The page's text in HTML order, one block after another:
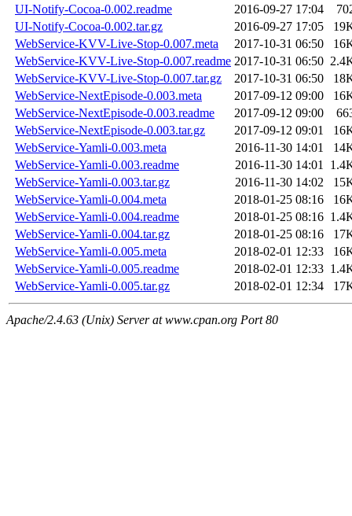
UI-Notify-Cocoa-0.002.readme
2016-09-27 17:04
UI-Notify-Cocoa-0.002.tar.gz
2016-09-27 17:05
WebService-KVV-Live-Stop-0.007.meta
2017-10-31 06:50
WebService-KVV-Live-Stop-0.007.readme 2017-10-31 06:50
WebService-KVV-Live-Stop-0.007.tar.gz
2017-10-31 06:50
WebService-NextEpisode-0.003.meta
2017-09-12 09:00
WebService-NextEpisode-0.003.readme
2017-09-12 09:00
WebService-NextEpisode-0.003.tar.gz
2017-09-12 09:01
WebService-Yamli-0.003.meta
2016-11-30 14:01
WebService-Yamli-0.003.readme
2016-11-30 14:01
WebService-Yamli-0.003.tar.gz
2016-11-30 14:02
WebService-Yamli-0.004.meta
2018-01-25 08:16
WebService-Yamli-0.004.readme
2018-01-25 08:16
WebService-Yamli-0.004.tar.gz
2018-01-25 08:16
WebService-Yamli-0.005.meta
2018-02-01 12:33
WebService-Yamli-0.005.readme
2018-02-01 12:33
WebService-Yamli-0.005.tar.gz
2018-02-01 12:34
Apache/2.4.63 (Unix) Server at www.cpan.org Port 80